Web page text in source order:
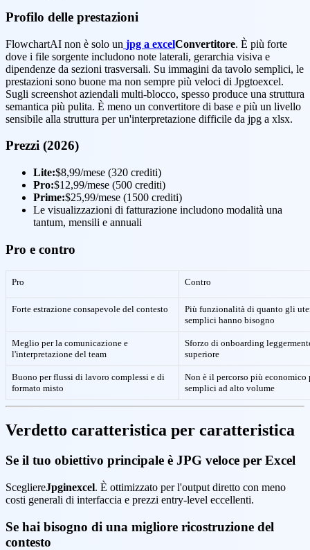
Profilo delle prestazioni
FlowchartAI non è solo un jpg a excelConvertitore. È più forte
dove i file sorgente includono note laterali, gerarchia visiva e
dipendenze da sezioni trasversali. Su immagini da tavolo semplici, le
prestazioni sono buone ma non sempre più veloci di Jpgtoexcel.
Sugli screenshot aziendali multi-blocco, spesso produce una struttura
semantica più pulita. È meno un convertitore di base e più un livello
sensibile alla struttura per un'interpretazione difficile da jpg a xlsx.
Prezzi (2026)
Lite:$8,99/mese (320 crediti)
Pro:$12,99/mese (500 crediti)
Prime:$25,99/mese (1500 crediti)
Le visualizzazioni di fatturazione includono modalità una
tantum, mensili e annuali
Pro e contro
Pro Contro
Forte estrazione consapevole del contesto
Più funzionalità di quanto gli
semplici hanno bisogno
Meglio per la comunicazione e
l'interpretazione del team
Sforzo di onboarding
superiore
Buono per flussi di lavoro complessi e di
formato misto
Non è il percorso più economico
semplici ad alto volume
Verdetto caratteristica per caratteristica
Se il tuo obiettivo principale è JPG veloce per Excel
ScegliereJpginexcel. È ottimizzato per l'output diretto con meno
costi generali di interfaccia e prezzi entry-level eccellenti.
Se hai bisogno di una migliore ricostruzione del
contesto